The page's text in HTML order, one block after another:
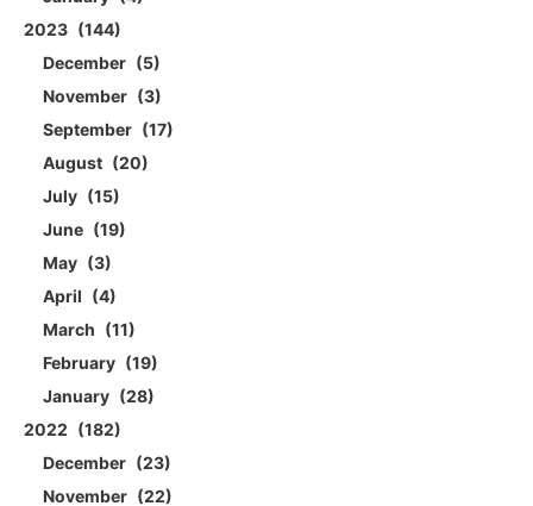
2023
144
December
5
November
3
September
17
August
20
July
15
June
19
May
3
April
4
March
11
February
19
January
28
2022
182
December
23
November
22